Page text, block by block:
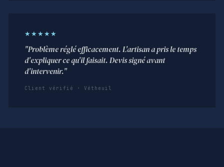
★★★★★
"Problème réglé efficacement. L'artisan a pris le temps
d'expliquer ce qu'il faisait. Devis signé avant
d'intervenir."
Client vérifié · Vétheuil